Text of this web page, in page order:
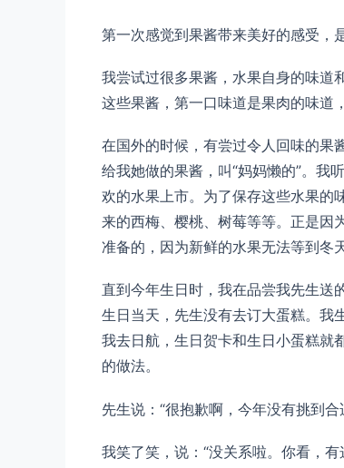
第一次感觉到果酱带来美好的感受，
我尝试过很多果酱，水果自身的味道
这些果酱，第一口味道是果肉的味道
在国外的时候，有尝过令人回味的果
给我她做的果酱，叫“妈妈懒的”。我
欢的水果上市。为了保存这些水果的
来的西梅、樱桃、树莓等等。正是因
准备的，因为新鲜的水果无法等到冬
直到今年生日时，我在品尝我先生
生日当天，先生没有去订大蛋糕。我
我去日航，生日贺卡和生日小蛋糕就
的做法。
先生说：“很抱歉啊，今年没有挑到
我笑了笑，说：“没关系啦。你看，